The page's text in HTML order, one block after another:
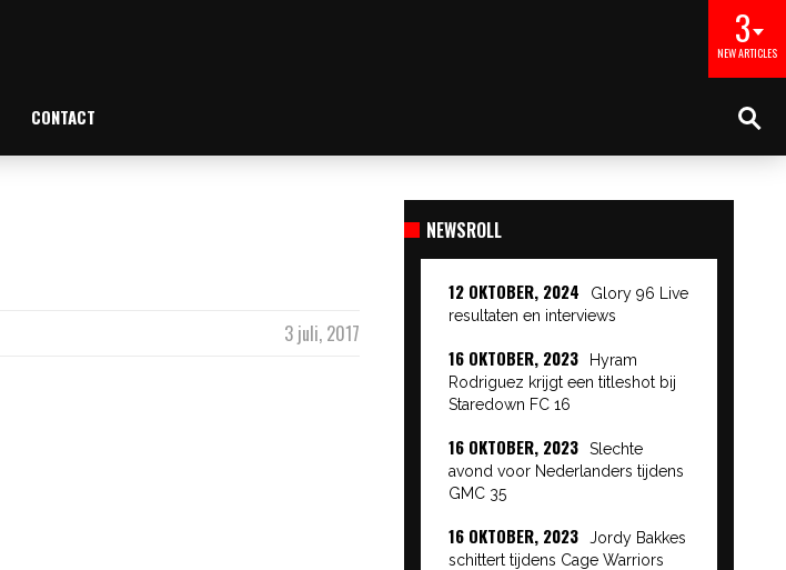
3
NEW ARTICLES
CONTACT
3 juli, 2017
NEWSROLL
12 OKTOBER, 2024
Glory 96 Live
resultaten en interviews
16 OKTOBER, 2023
Hyram
Rodriguez krijgt een titleshot bij
Staredown FC 16
16 OKTOBER, 2023
Slechte
avond voor Nederlanders tijdens
GMC 35
16 OKTOBER, 2023
Jordy Bakkes
schittert tijdens Cage Warriors